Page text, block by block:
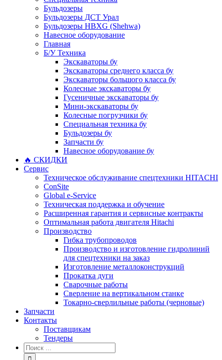
Бульдозеры
Бульдозеры ДСТ Урал
Бульдозеры HBXG (Shehwa)
Навесное оборудование
Главная
Б/У Техника
Экскаваторы бу
Экскаваторы среднего класса бу
Экскаваторы большого класса бу
Колесные экскаваторы бу
Гусеничные экскаваторы бу
Мини-экскаваторы бу
Колесные погрузчики бу
Специальная техника бу
Бульдозеры бу
Запчасти бу
Навесное оборудование бу
🔥 СКИДКИ
Сервис
Техническое обслуживание спецтехники HITACHI
ConSite
Global e-Service
Техническая поддержка и обучение
Расширенная гарантия и сервисные контракты
Оптимальная работа двигателя Hitachi
Производство
Гибка трубопроводов
Производство и изготовление гидролиний
для спецтехники на заказ
Изготовление металлоконструкций
Прокатка дуги
Сварочные работы
Сверление на вертикальном станке
Токарно-сверлильные работы (черновые)
Запчасти
Контакты
Поставщикам
Тендеры
Результат
поиска: